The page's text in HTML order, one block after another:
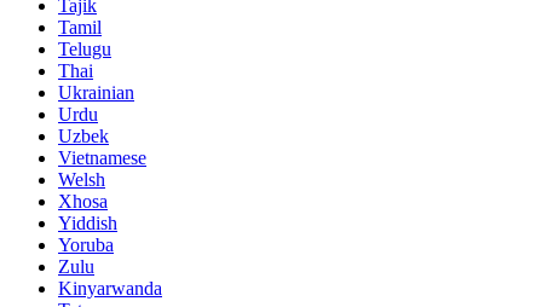
Tajik
Tamil
Telugu
Thai
Ukrainian
Urdu
Uzbek
Vietnamese
Welsh
Xhosa
Yiddish
Yoruba
Zulu
Kinyarwanda